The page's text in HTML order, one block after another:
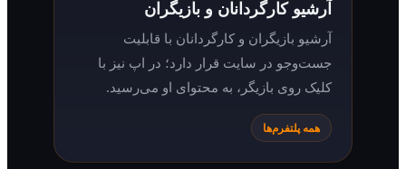
آرشیو کارگردانان و بازیگران
آرشیو بازیگران و کارگردانان با قابلیت
جست‌وجو در سایت قرار دارد؛ در اپ نیز با
کلیک روی بازیگر، به محتوای او می‌رسید.
همه پلتفرم‌ها